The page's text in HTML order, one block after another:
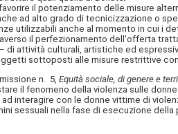
il potenziamento delle misure
ad alto grado di tecnicizzazione o
utilizzabili anche al momento in cui i
il perfezionamento dell'offerta
di attività culturali, artistiche ed
sottoposti alle misure restrittive
n. 5,Equità sociale, di genere e
il fenomeno della violenza sulle
interagire con le donne vittime di
sessuali nella fase di esecuzione